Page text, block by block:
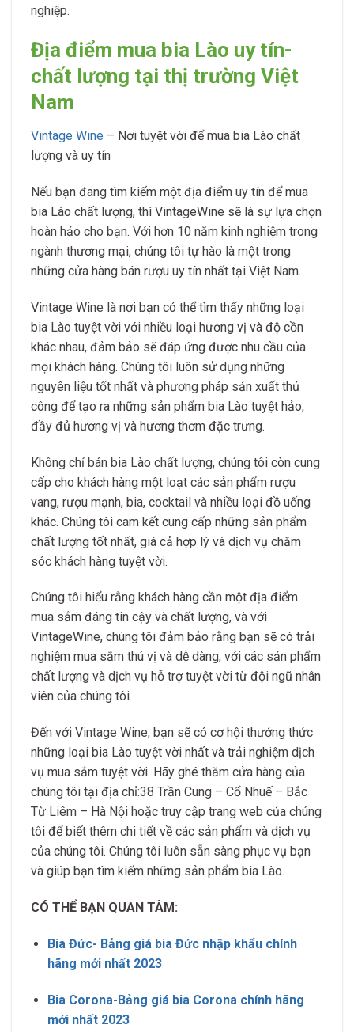
nghiệp.
Địa điểm mua bia Lào uy tín-
chất lượng tại thị trường Việt
Nam
Vintage Wine – Nơi tuyệt vời để mua bia Lào chất
lượng và uy tín
Nếu bạn đang tìm kiếm một địa điểm uy tín để mua
bia Lào chất lượng, thì VintageWine sẽ là sự lựa chọn
hoàn hảo cho bạn. Với hơn 10 năm kinh nghiệm trong
ngành thương mại, chúng tôi tự hào là một trong
những cửa hàng bán rượu uy tín nhất tại Việt Nam.
Vintage Wine là nơi bạn có thể tìm thấy những loại
bia Lào tuyệt vời với nhiều loại hương vị và độ cồn
khác nhau, đảm bảo sẽ đáp ứng được nhu cầu của
mọi khách hàng. Chúng tôi luôn sử dụng những
nguyên liệu tốt nhất và phương pháp sản xuất thủ
công để tạo ra những sản phẩm bia Lào tuyệt hảo,
đầy đủ hương vị và hương thơm đặc trưng.
Không chỉ bán bia Lào chất lượng, chúng tôi còn cung
cấp cho khách hàng một loạt các sản phẩm rượu
vang, rượu mạnh, bia, cocktail và nhiều loại đồ uống
khác. Chúng tôi cam kết cung cấp những sản phẩm
chất lượng tốt nhất, giá cả hợp lý và dịch vụ chăm
sóc khách hàng tuyệt vời.
Chúng tôi hiểu rằng khách hàng cần một địa điểm
mua sắm đáng tin cậy và chất lượng, và với
VintageWine, chúng tôi đảm bảo rằng bạn sẽ có trải
nghiệm mua sắm thú vị và dễ dàng, với các sản phẩm
chất lượng và dịch vụ hỗ trợ tuyệt vời từ đội ngũ nhân
viên của chúng tôi.
Đến với Vintage Wine, bạn sẽ có cơ hội thưởng thức
những loại bia Lào tuyệt vời nhất và trải nghiệm dịch
vụ mua sắm tuyệt vời. Hãy ghé thăm cửa hàng của
chúng tôi tại địa chỉ:38 Trần Cung – Cổ Nhuế – Bắc
Từ Liêm – Hà Nội hoặc truy cập trang web của chúng
tôi để biết thêm chi tiết về các sản phẩm và dịch vụ
của chúng tôi. Chúng tôi luôn sẵn sàng phục vụ bạn
và giúp bạn tìm kiếm những sản phẩm bia Lào.
CÓ THỂ BẠN QUAN TÂM:
Bia Đức- Bảng giá bia Đức nhập khẩu chính
hãng mới nhất 2023
Bia Corona-Bảng giá bia Corona chính hãng
mới nhất 2023